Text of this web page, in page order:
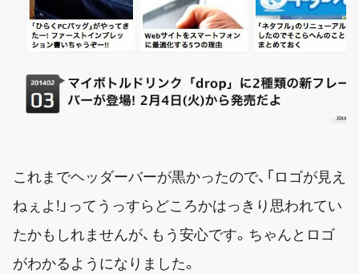
これまでヘッダーバーが黒かったので、 「ロゴが見え
ねぇよ!」 ってうっすらどころかはっきり思われてい
たかもしれませんが、もう安心です。ちゃんとロゴ
がわかるようになりました。